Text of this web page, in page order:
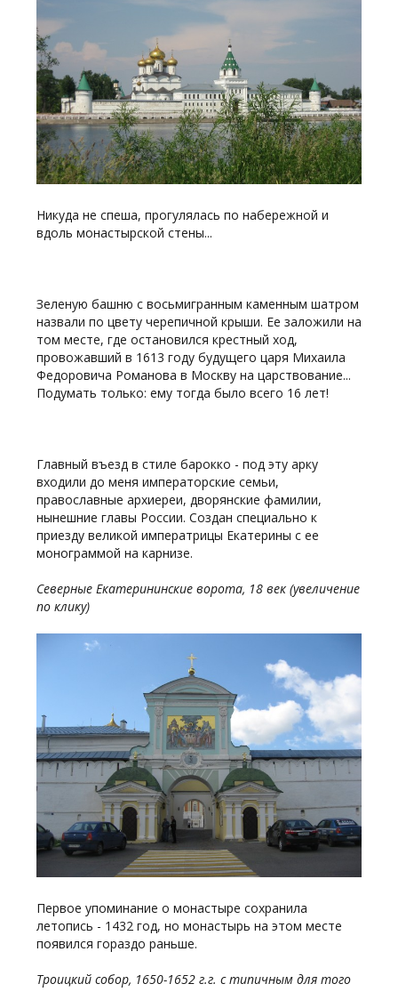
Никуда не спеша, прогулялась по набережной и
вдоль монастырской стены...
Зеленую башню с восьмигранным каменным шатром
назвали по цвету черепичной крыши. Ее заложили на
том месте, где остановился крестный ход,
провожавший в 1613 году будущего царя Михаила
Федоровича Романова в Москву на царствование...
Подумать только: ему тогда было всего 16 лет!
Главный въезд в стиле барокко - под эту арку
входили до меня императорские семьи,
православные архиереи, дворянские фамилии,
нынешние главы России. Создан специально к
приезду великой императрицы Екатерины с ее
монограммой на карнизе.
Северные Екатерининские ворота, 18 век (увеличение
по клику)
Первое упоминание о монастыре сохранила
летопись - 1432 год, но монастырь на этом месте
появился гораздо раньше.
Троицкий собор, 1650-1652 г.г. с типичным для того